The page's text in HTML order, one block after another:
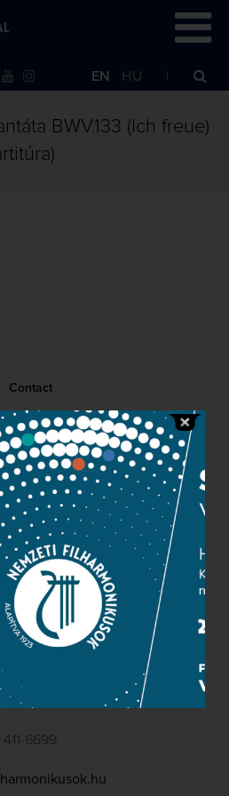
EN HU
BWV.133 (Ich freue)
Contact
information
room
and privacy
Imprint
Marcell u. 1. (Müpa)
411-6600
411-6699